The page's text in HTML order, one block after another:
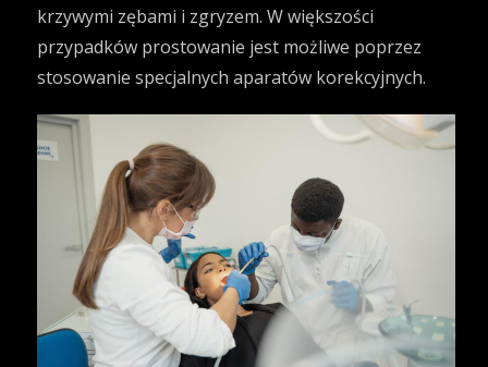
krzywymi zębami i zgryzem. W większości
przypadków prostowanie jest możliwe poprzez
stosowanie specjalnych aparatów korekcyjnych.